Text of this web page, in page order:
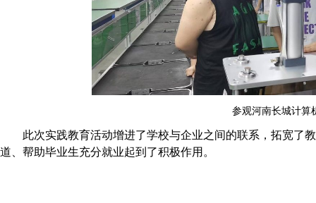
参观河南长城计算
此次实践教育活动增进了学校与企业之间的联系，拓宽了
道、帮助毕业生充分就业起到了积极作用。